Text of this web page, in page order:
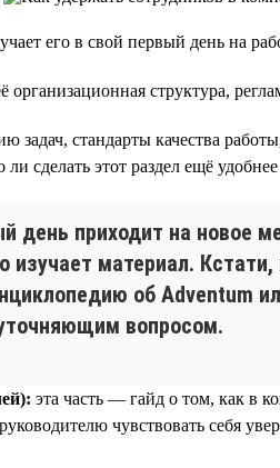
его в свой первый день на
организационная структура,
задач, стандарты качества
сделать этот раздел ещё
день приходит на новое
изучает материал.
об Adventum
вопросом.
эта часть — гайд о том, как в
чувствовать себя